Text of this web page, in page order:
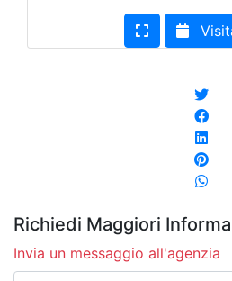
Richiedi Maggiori
Invia un messaggio all'agenzia